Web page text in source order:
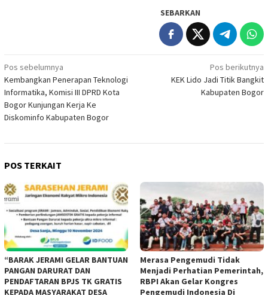
SEBARKAN
Navigasi
pos
Pos sebelumnya
Kembangkan Penerapan Teknologi
Informatika, Komisi III DPRD Kota
Bogor Kunjungan Kerja Ke
Diskominfo Kabupaten Bogor
Pos berikutnya
KEK Lido Jadi Titik Bangkit
Kabupaten Bogor
POS TERKAIT
“BARAK JERAMI GELAR BANTUAN
PANGAN DARURAT DAN
PENDAFTARAN BPJS TK GRATIS
KEPADA MASYARAKAT DESA
Merasa Pengemudi Tidak
Menjadi Perhatian Pemerintah,
RBPI Akan Gelar Kongres
Pengemudi Indonesia Di